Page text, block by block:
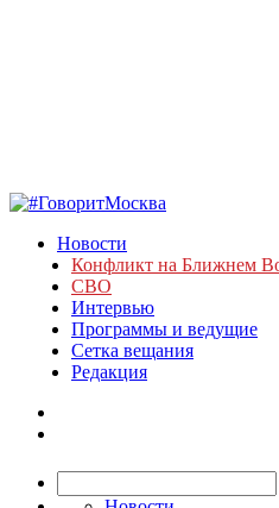
Новости
Конфликт на Ближнем
СВО
Интервью
Программы и ведущие
Сетка вещания
Редакция